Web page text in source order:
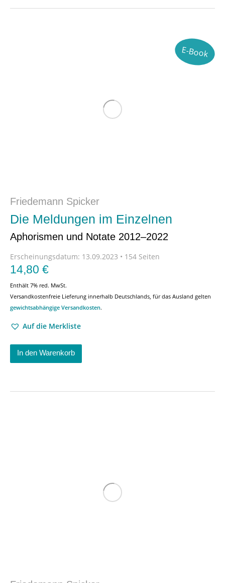
E-Book
Friedemann Spicker
Die Meldungen im Einzelnen
Aphorismen und Notate 2012–2022
Erscheinungsdatum: 13.09.2023 • 154 Seiten
14,80 €
Enthält 7% red. MwSt.
Versandkostenfreie Lieferung innerhalb Deutschlands, für das Ausland gelten
gewichtsabhängige Versandkosten.
Auf die Merkliste
In den Warenkorb